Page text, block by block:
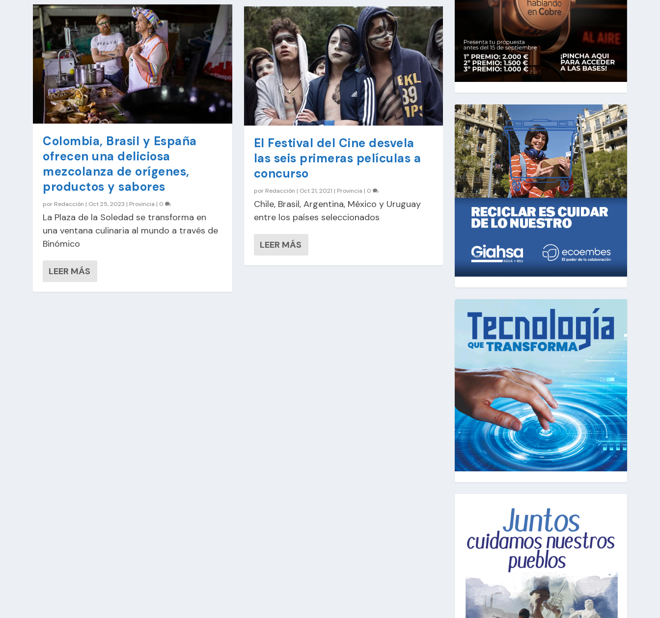
Colombia, Brasil y España
ofrecen una deliciosa
mezcolanza de orígenes,
productos y sabores
por Redacción | Oct 25, 2023 | Provincia | 0
La Plaza de la Soledad se transforma en
una ventana culinaria al mundo a través de
Binómico
LEER MÁS
El Festival del Cine desvela
las seis primeras películas a
concurso
por Redacción | Oct 21, 2021 | Provincia | 0
Chile, Brasil, Argentina, México y Uruguay
entre los países seleccionados
LEER MÁS